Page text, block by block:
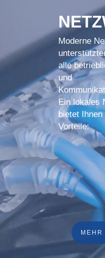
Moderne
alle
und
Ein lokales
bietet
Vorteile:
MEHR